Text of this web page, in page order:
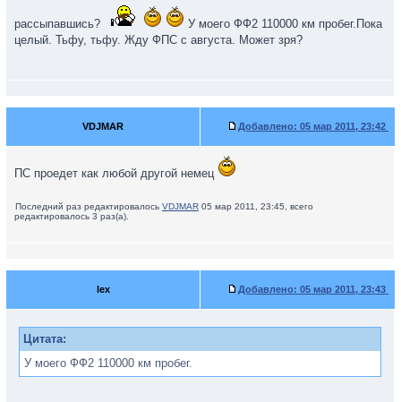
рассыпавшись?
У моего ФФ2 110000 км пробег.Пока
целый. Тьфу, тьфу. Жду ФПС с августа. Может зря?
VDJMAR Добавлено: 05 мар 2011, 23:42
ПС проедет как любой другой немец
Последний раз редактировалось VDJMAR 05 мар 2011, 23:45, всего
редактировалось 3 раз(а).
lex Добавлено: 05 мар 2011, 23:43
Цитата:
У моего ФФ2 110000 км пробег.